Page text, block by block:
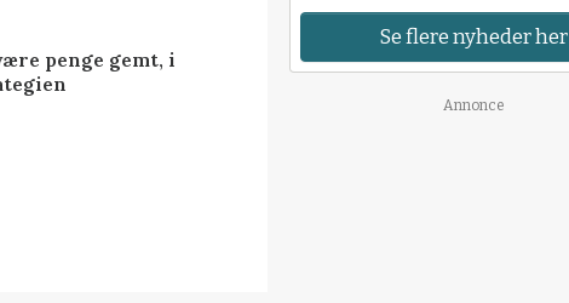
penge gemt, i
Se flere nyheder her
Annonce